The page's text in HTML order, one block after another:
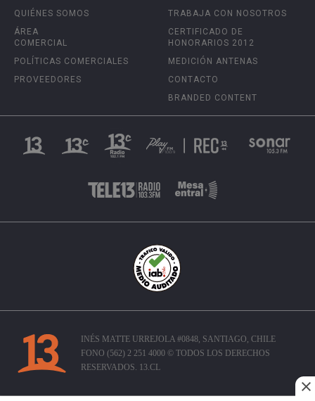
QUIÉNES SOMOS
ÁREA
COMERCIAL
POLÍTICAS COMERCIALES
PROVEEDORES
TRABAJA CON NOSOTROS
CERTIFICADO DE
HONORARIOS 2012
MEDICIÓN ANTENAS
CONTACTO
BRANDED CONTENT
INÉS MATTE URREJOLA #0848, SANTIAGO, CHILE
FONO (562) 2 251 4000 © TODOS LOS DERECHOS
RESERVADOS. 13.CL